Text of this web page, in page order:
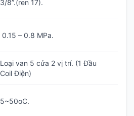
3/8”.(ren 17).
0.15 – 0.8 MPa.
Loại van 5 cửa 2 vị trí. (1 Đầu
Coil Điện)
5~50oC.